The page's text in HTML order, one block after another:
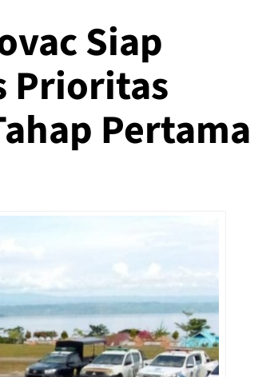
Siap
Prioritas
Pertama